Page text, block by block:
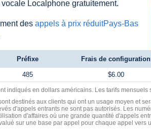
Localphone gratuitement.
des appels à prix réduitPays-Bas
Préfixe Frais de configuration
485 $6.00
indiqués en dollars américains. Les tarifs
destinés aux clients qui ont un usage moyen et
d'appels entrants ne sont pas autorisés. Les
d'affaires où une grande quantité d'appels
sur une base par appel pour chaque appel vers